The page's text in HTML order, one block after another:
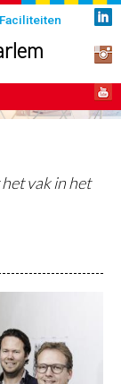
Faciliteiten
vak in het